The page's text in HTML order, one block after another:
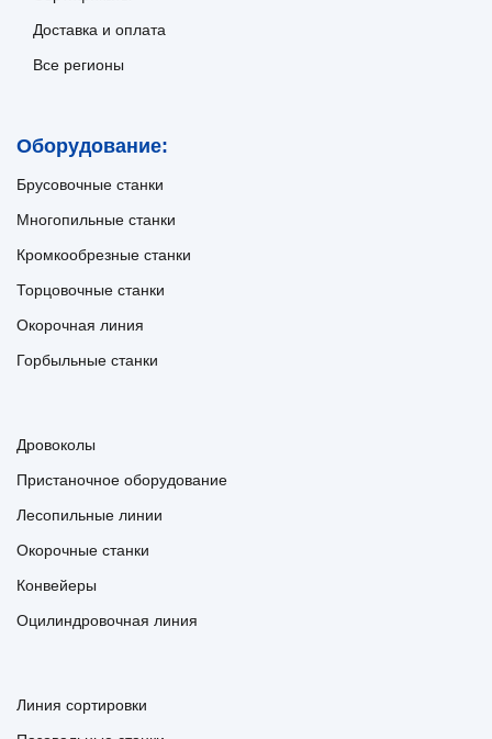
Доставка и оплата
Все регионы
Оборудование:
Брусовочные станки
Многопильные станки
Кромкообрезные станки
Торцовочные станки
Окорочная линия
Горбыльные станки
Дровоколы
Пристаночное оборудование
Лесопильные линии
Окорочные станки
Конвейеры
Оцилиндровочная линия
Линия сортировки